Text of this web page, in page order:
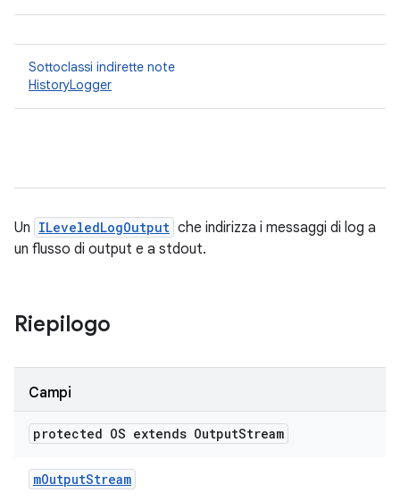
Sottoclassi indirette note
HistoryLogger
Un ILeveledLogOutput che indirizza i messaggi di log a
un flusso di output e a stdout.
Riepilogo
Campi
protected OS extends OutputStream
mOutputStream